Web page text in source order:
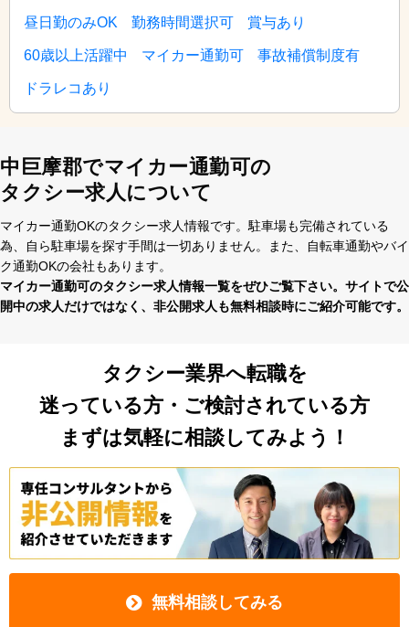
未経験大歓迎 ２種免取得支援有
保証人なしOK
中巨摩郡でマイカー通勤可の
タクシー求人について
マイカー通勤OKのタクシー求⼈情報です。駐⾞場も完備されている
為、⾃ら駐⾞場を探す⼿間は⼀切ありません。また、⾃転⾞通勤やバイ
ク通勤OKの会社もあります。
開中の求⼈だけではなく、⾮公開求⼈も無料相談時にご紹介可能です。
タクシー業界へ転職を
迷っている方・ご検討されている方
まずは気軽に相談してみよう！